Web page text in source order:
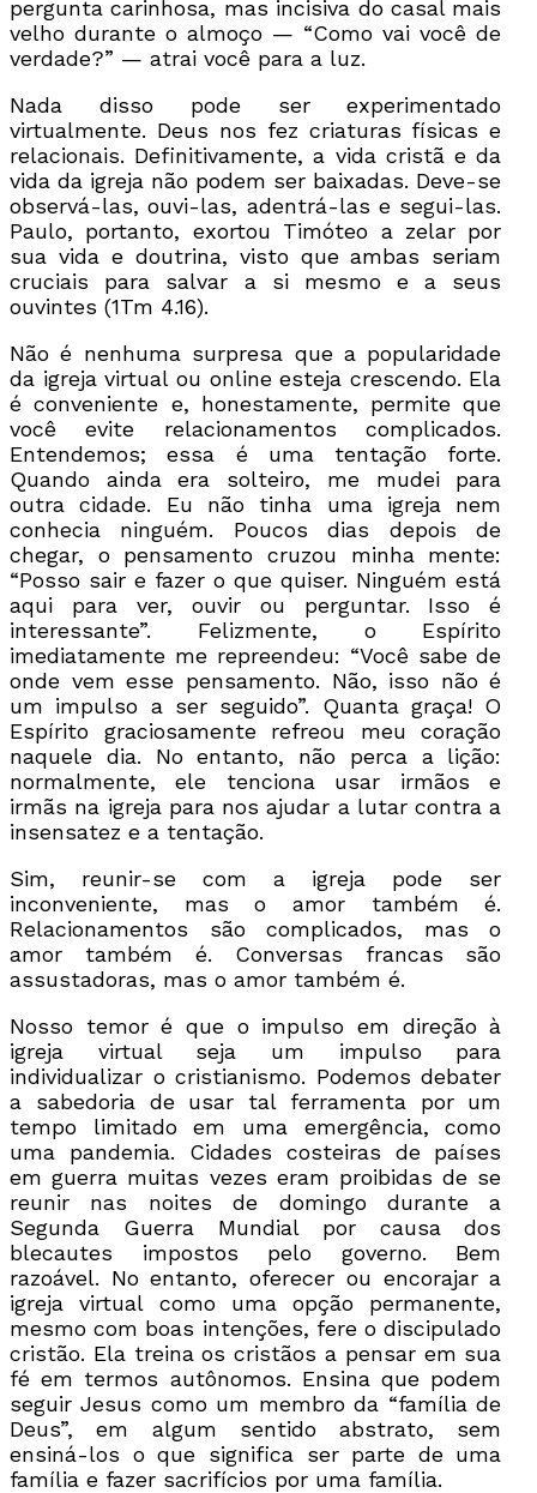
pergunta carinhosa, mas incisiva do casal mais
velho durante o almoço — “Como vai você de
verdade?” — atrai você para a luz.
Nada disso pode ser experimentado
virtualmente. Deus nos fez criaturas físicas e
relacionais. Definitivamente, a vida cristã e da
vida da igreja não podem ser baixadas. Deve-se
observá-las, ouvi-las, adentrá-las e segui-las.
Paulo, portanto, exortou Timóteo a zelar por
sua vida e doutrina, visto que ambas seriam
cruciais para salvar a si mesmo e a seus
ouvintes (1Tm 4.16).
Não é nenhuma surpresa que a popularidade
da igreja virtual ou online esteja crescendo. Ela
é conveniente e, honestamente, permite que
você evite relacionamentos complicados.
Entendemos; essa é uma tentação forte.
Quando ainda era solteiro, me mudei para
outra cidade. Eu não tinha uma igreja nem
conhecia ninguém. Poucos dias depois de
chegar, o pensamento cruzou minha mente:
“Posso sair e fazer o que quiser. Ninguém está
aqui para ver, ouvir ou perguntar. Isso é
interessante”. Felizmente, o Espírito
imediatamente me repreendeu: “Você sabe de
onde vem esse pensamento. Não, isso não é
um impulso a ser seguido”. Quanta graça! O
Espírito graciosamente refreou meu coração
naquele dia. No entanto, não perca a lição:
normalmente, ele tenciona usar irmãos e
irmãs na igreja para nos ajudar a lutar contra a
insensatez e a tentação.
Sim, reunir-se com a igreja pode ser
inconveniente, mas o amor também é.
Relacionamentos são complicados, mas o
amor também é. Conversas francas são
assustadoras, mas o amor também é.
Nosso temor é que o impulso em direção à
igreja virtual seja um impulso para
individualizar o cristianismo. Podemos debater
a sabedoria de usar tal ferramenta por um
tempo limitado em uma emergência, como
uma pandemia. Cidades costeiras de países
em guerra muitas vezes eram proibidas de se
reunir nas noites de domingo durante a
Segunda Guerra Mundial por causa dos
blecautes impostos pelo governo. Bem
razoável. No entanto, oferecer ou encorajar a
igreja virtual como uma opção permanente,
mesmo com boas intenções, fere o discipulado
cristão. Ela treina os cristãos a pensar em sua
fé em termos autônomos. Ensina que podem
seguir Jesus como um membro da “família de
Deus”, em algum sentido abstrato, sem
ensiná-los o que significa ser parte de uma
família e fazer sacrifícios por uma família.